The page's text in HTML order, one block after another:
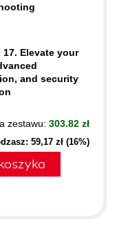
Elevate your
and security
zestawu: 303.82 zł
59,17 zł (16%)